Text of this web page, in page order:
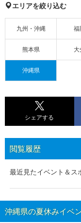
エリアを絞り込む
九州・沖縄 福
熊本県
沖縄県
シェアする
閲覧履歴
最近見たイベント＆ス
沖縄県の夏休みイベ